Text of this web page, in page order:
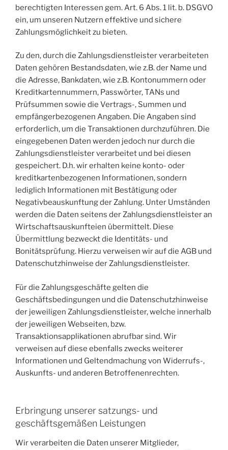
berechtigten Interessen gem. Art. 6 Abs. 1 lit. b. DSGVO
ein, um unseren Nutzern effektive und sichere
Zahlungsmöglichkeit zu bieten.
Zu den, durch die Zahlungsdienstleister verarbeiteten
Daten gehören Bestandsdaten, wie z.B. der Name und
die Adresse, Bankdaten, wie z.B. Kontonummern oder
Kreditkartennummern, Passwörter, TANs und
Prüfsummen sowie die Vertrags-, Summen und
empfängerbezogenen Angaben. Die Angaben sind
erforderlich, um die Transaktionen durchzuführen. Die
eingegebenen Daten werden jedoch nur durch die
Zahlungsdienstleister verarbeitet und bei diesen
gespeichert. D.h. wir erhalten keine konto- oder
kreditkartenbezogenen Informationen, sondern
lediglich Informationen mit Bestätigung oder
Negativbeauskunftung der Zahlung. Unter Umständen
werden die Daten seitens der Zahlungsdienstleister an
Wirtschaftsauskunfteien übermittelt. Diese
Übermittlung bezweckt die Identitäts- und
Bonitätsprüfung. Hierzu verweisen wir auf die AGB und
Datenschutzhinweise der Zahlungsdienstleister.
Für die Zahlungsgeschäfte gelten die
Geschäftsbedingungen und die Datenschutzhinweise
der jeweiligen Zahlungsdienstleister, welche innerhalb
der jeweiligen Webseiten, bzw.
Transaktionsapplikationen abrufbar sind. Wir
verweisen auf diese ebenfalls zwecks weiterer
Informationen und Geltendmachung von Widerrufs-,
Auskunfts- und anderen Betroffenenrechten.
Erbringung unserer satzungs- und
geschäftsgemäßen Leistungen
Wir verarbeiten die Daten unserer Mitglieder,